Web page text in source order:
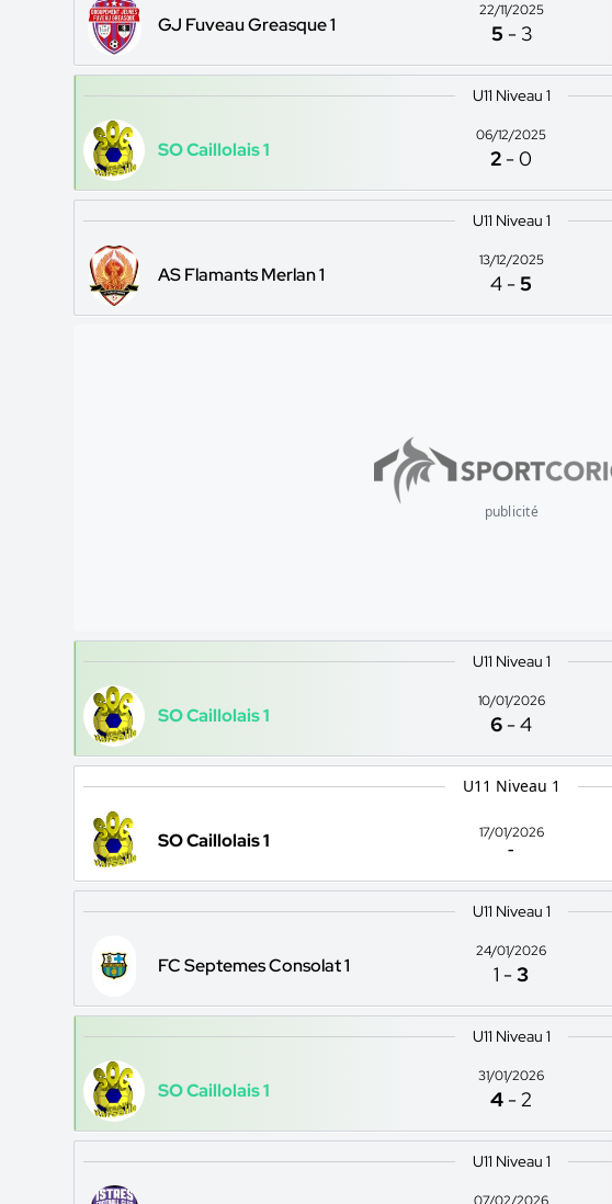
GJ Fuveau Greasque 1
22/11/2025
5 - 3
U11 Niveau 1
SO Caillolais 1
06/12/2025
2 -0
U11 Niveau 1
AS Flamants Merlan 1
13/12/2025
4 -5
publicité
U11 Niveau 1
SO Caillolais 1
10/01/2026
6 -4
U11 Niveau 1
SO Caillolais 1
17/01/2026
-
U11 Niveau 1
FC Septemes Consolat 1
24/01/2026
1 -3
U11 Niveau 1
SO Caillolais 1
31/01/2026
4 -2
U11 Niveau 1